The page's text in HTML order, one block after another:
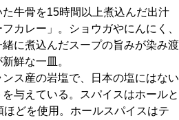
し
げ
牛骨を15時間以上煮込んだ出汁
カレー」。ショウガやにんにく、
に煮込んだスープの旨みが染み渡
鮮な一皿。
ス産の岩塩で、日本の塩にはない
与えている。スパイスはホールと
どを使用。ホールスパイスはテ